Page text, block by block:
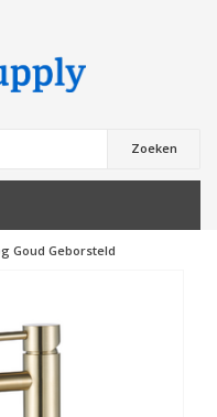
Zoeken
Goud Geborsteld